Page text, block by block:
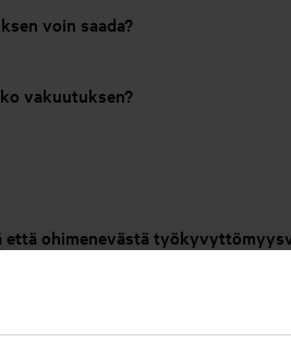
voin saada?
vakuutuksen?
että ohimenevästä
korvausta verotetaan?